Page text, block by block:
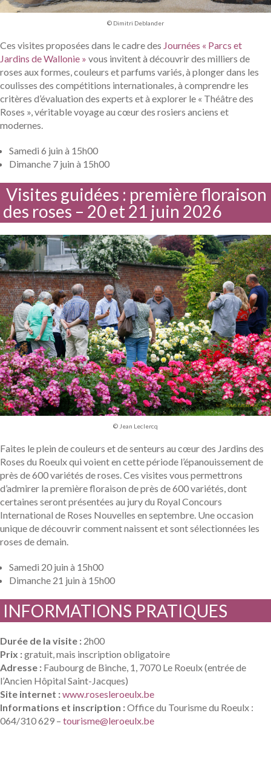
© Dimitri Deblander
Ces visites proposées dans le cadre des Journées « Parcs et
Jardins de Wallonie » vous invitent à découvrir des milliers de
roses aux formes, couleurs et parfums variés, à plonger dans les
coulisses des compétitions internationales, à comprendre les
critères d’évaluation des experts et à explorer le « Théâtre des
Roses », véritable voyage au cœur des rosiers anciens et
modernes.
Samedi 6 juin à 15h00
Dimanche 7 juin à 15h00
Visites guidées : première floraison
des roses – 20 et 21 juin 2026
© Jean Leclercq
Faites le plein de couleurs et de senteurs au cœur des Jardins des
Roses du Roeulx qui voient en cette période l’épanouissement de
près de 600 variétés de roses. Ces visites vous permettrons
d’admirer la première floraison de près de 600 variétés, dont
certaines seront présentées au jury du Royal Concours
International de Roses Nouvelles en septembre. Une occasion
unique de découvrir comment naissent et sont sélectionnées les
roses de demain.
Samedi 20 juin à 15h00
Dimanche 21 juin à 15h00
INFORMATIONS PRATIQUES
Durée de la visite : 2h00
Prix :gratuit, mais inscription obligatoire
Adresse : Faubourg de Binche, 1, 7070 Le Roeulx (entrée de
l’Ancien Hôpital Saint-Jacques)
Site internet :www.rosesleroeulx.be
Informations et inscription :Office du Tourisme du Roeulx :
064/310 629 – tourisme@leroeulx.be